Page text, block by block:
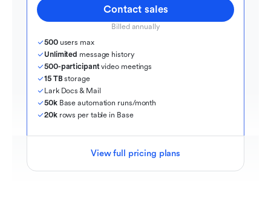
Contact sales
Billed annually
500 users max
Unlimited message history
500-participant video meetings
15 TB storage
Lark Docs & Mail
50k Base automation runs/month
20k rows per table in Base
View full pricing plans